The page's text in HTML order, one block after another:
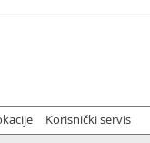
Korisnički servis